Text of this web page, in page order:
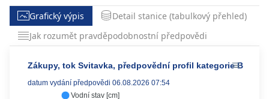
Grafický výpis
Detail stanice (tabulkový přehled)
Jak rozumět pravděpodobnostní předpovědi
Vodní stav [cm]
Zákupy, tok Svitavka, předpovědní profil kategorie B
datum vydání předpovědi 06.08.2026 07:54